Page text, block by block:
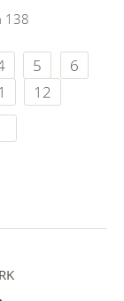
138
5
6
12